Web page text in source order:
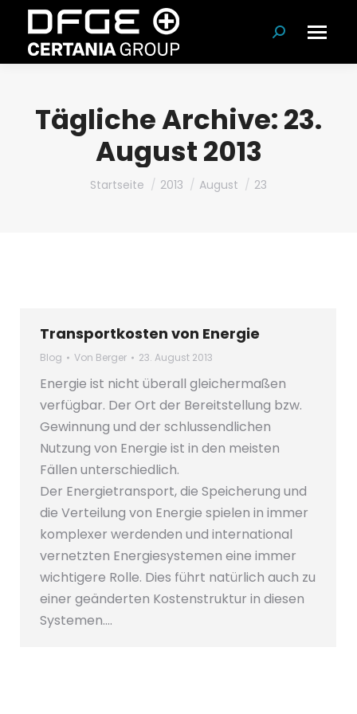
Suchen:
Tägliche Archive:23.
August 2013
Du bist hier:
Startseite 2013 August 23
Transportkosten von Energie
Blog Von Berger 23. August 2013
Energie ist nicht überall gleichermaßen
verfügbar. Der Ort der Bereitstellung bzw.
Gewinnung und der schlussendlichen
Nutzung von Energie ist in den meisten
Fällen unterschiedlich.
Der Energietransport, die Speicherung und
die Verteilung von Energie spielen in immer
komplexer werdenden und international
vernetzten Energiesystemen eine immer
wichtigere Rolle. Dies führt natürlich auch zu
einer geänderten Kostenstruktur in diesen
Systemen.…